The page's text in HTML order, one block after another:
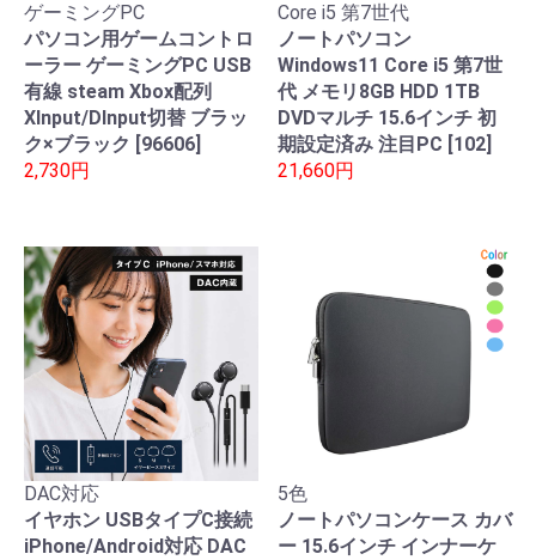
ゲーミングPC
パソコン用ゲームコントロ
ーラー ゲーミングPC USB
有線 steam Xbox配列
XInput/DInput切替 ブラッ
ク×ブラック [96606]
2,730円
Core i5 第7世代
ノートパソコン
Windows11 Core i5 第7世
代 メモリ8GB HDD 1TB
DVDマルチ 15.6インチ 初
期設定済み 注目PC [102]
21,660円
DAC対応
イヤホン USBタイプC接続
iPhone/Android対応 DAC
5色
ノートパソコンケース カバ
ー 15.6インチ インナーケ